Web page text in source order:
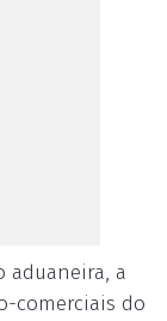
aduaneira, a
comerciais do